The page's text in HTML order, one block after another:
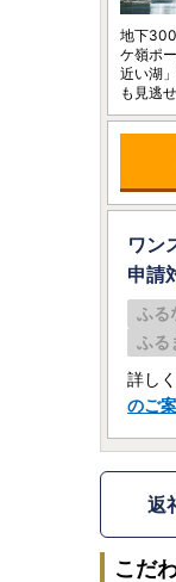
地下
ケ嶺ポ
近い湖
も見逃
ワン
申請
ふる
ふる
詳し
のご
返
こだ